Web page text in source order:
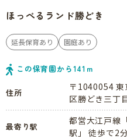
ほっぺるランド勝どき
延長保育あり 園庭あり
この保育園から141 ｍ
住所
〒1040054 東
区勝どき三丁
最寄り駅
都営大江戸線
駅」 徒歩で2